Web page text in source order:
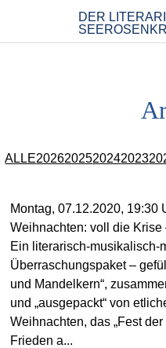
ALLE2026202520242023
Montag, 07.12.2020, 19:30
Weihnachten: voll die Krise
Ein literarisch-musikalisch-
Überraschungspaket –
und Mandelkern“,
und „ausgepackt“ von
Weihnachten, das „Fest
Frieden a...